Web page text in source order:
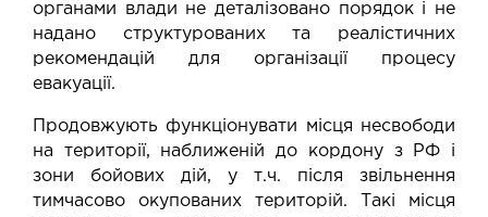
органами влади не деталізовано порядок і не
надано структурованих та реалістичних
рекомендацій для організації процесу
евакуації.
Продовжують функціонувати місця несвободи
на території, наближеній до кордону з РФ і
зони бойових дій, у т.ч. після звільнення
тимчасово окупованих територій. Такі місця